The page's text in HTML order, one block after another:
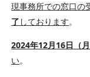
現事務所での窓口の
了 しております。
2024年12月16日（
い。